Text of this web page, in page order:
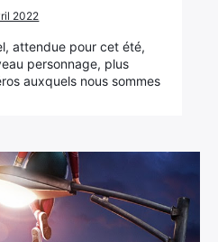
2022
attendue pour cet été,
personnage, plus
auxquels nous sommes